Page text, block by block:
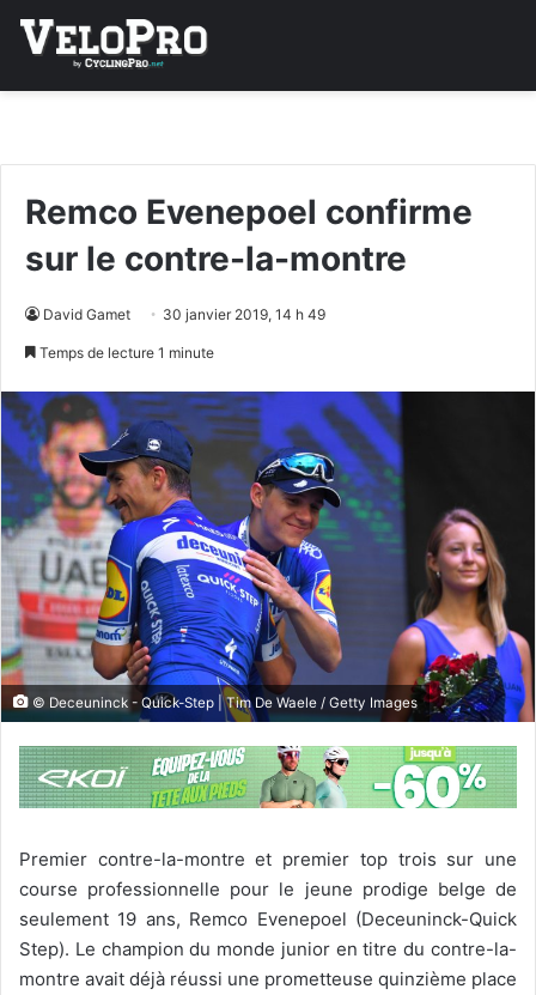
Remco Evenepoel confirme
sur le contre-la-montre
David Gamet 30 janvier 2019, 14 h 49
Temps de lecture 1 minute
© Deceuninck - Quick-Step | Tim De Waele / Getty Images
Premier contre-la-montre et premier top trois sur une
course professionnelle pour le jeune prodige belge de
seulement 19 ans, Remco Evenepoel (Deceuninck-Quick
Step). Le champion du monde junior en titre du contre-la-
montre avait déjà réussi une prometteuse quinzième place